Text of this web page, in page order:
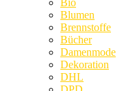
Bio
Blumen
Brennstoffe
Bücher
Damenmode
Dekoration
DHL